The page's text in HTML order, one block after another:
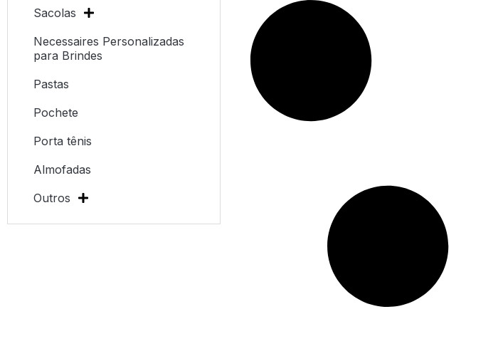
Sacolas
Necessaires Personalizadas
para Brindes
Pastas
Pochete
Porta tênis
Almofadas
Outros